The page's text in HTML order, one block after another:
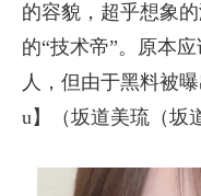
的容貌，超乎想象
的“技术帝”。原本
人，但由于黑料被
u】（坂道美琉（坂